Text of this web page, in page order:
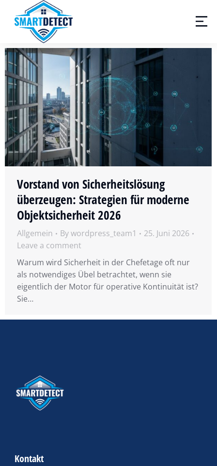
Vorstand von Sicherheitslösung
überzeugen: Strategien für moderne
Objektsicherheit 2026
Allgemein Bywordpress_team1
25. Juni 2026
Leave a comment
Warum wird Sicherheit in der Chefetage oft nur
als notwendiges Übel betrachtet, wenn sie
eigentlich der Motor für operative Kontinuität ist?
Sie…
Kontakt